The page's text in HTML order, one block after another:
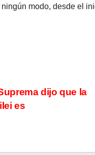
modo, desde el
dijo que la
es